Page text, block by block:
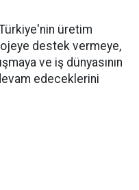
üretim
destek vermeye,
ve iş dünyasının
edeceklerini